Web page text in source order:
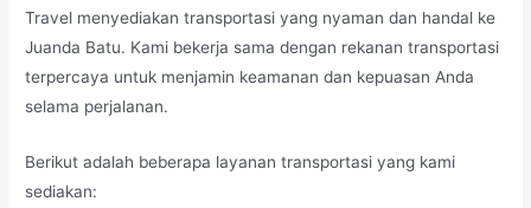
Travel menyediakan transportasi yang nyaman dan handal ke
Juanda Batu. Kami bekerja sama dengan rekanan transportasi
terpercaya untuk menjamin keamanan dan kepuasan Anda
selama perjalanan.
Berikut adalah beberapa layanan transportasi yang kami
sediakan: